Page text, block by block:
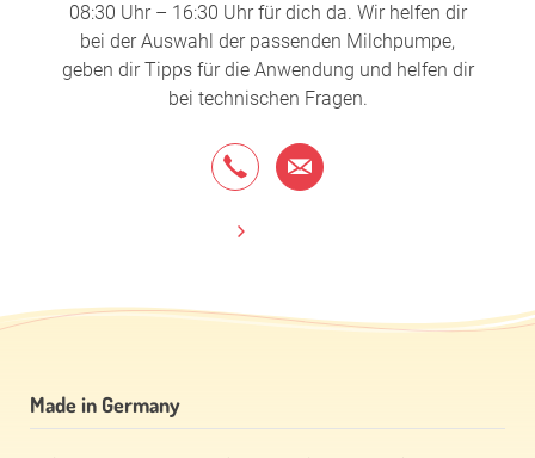
08:30 Uhr – 16:30 Uhr für dich da. Wir helfen dir
bei der Auswahl der passenden Milchpumpe,
geben dir Tipps für die Anwendung und helfen dir
bei technischen Fragen.
Made in Germany